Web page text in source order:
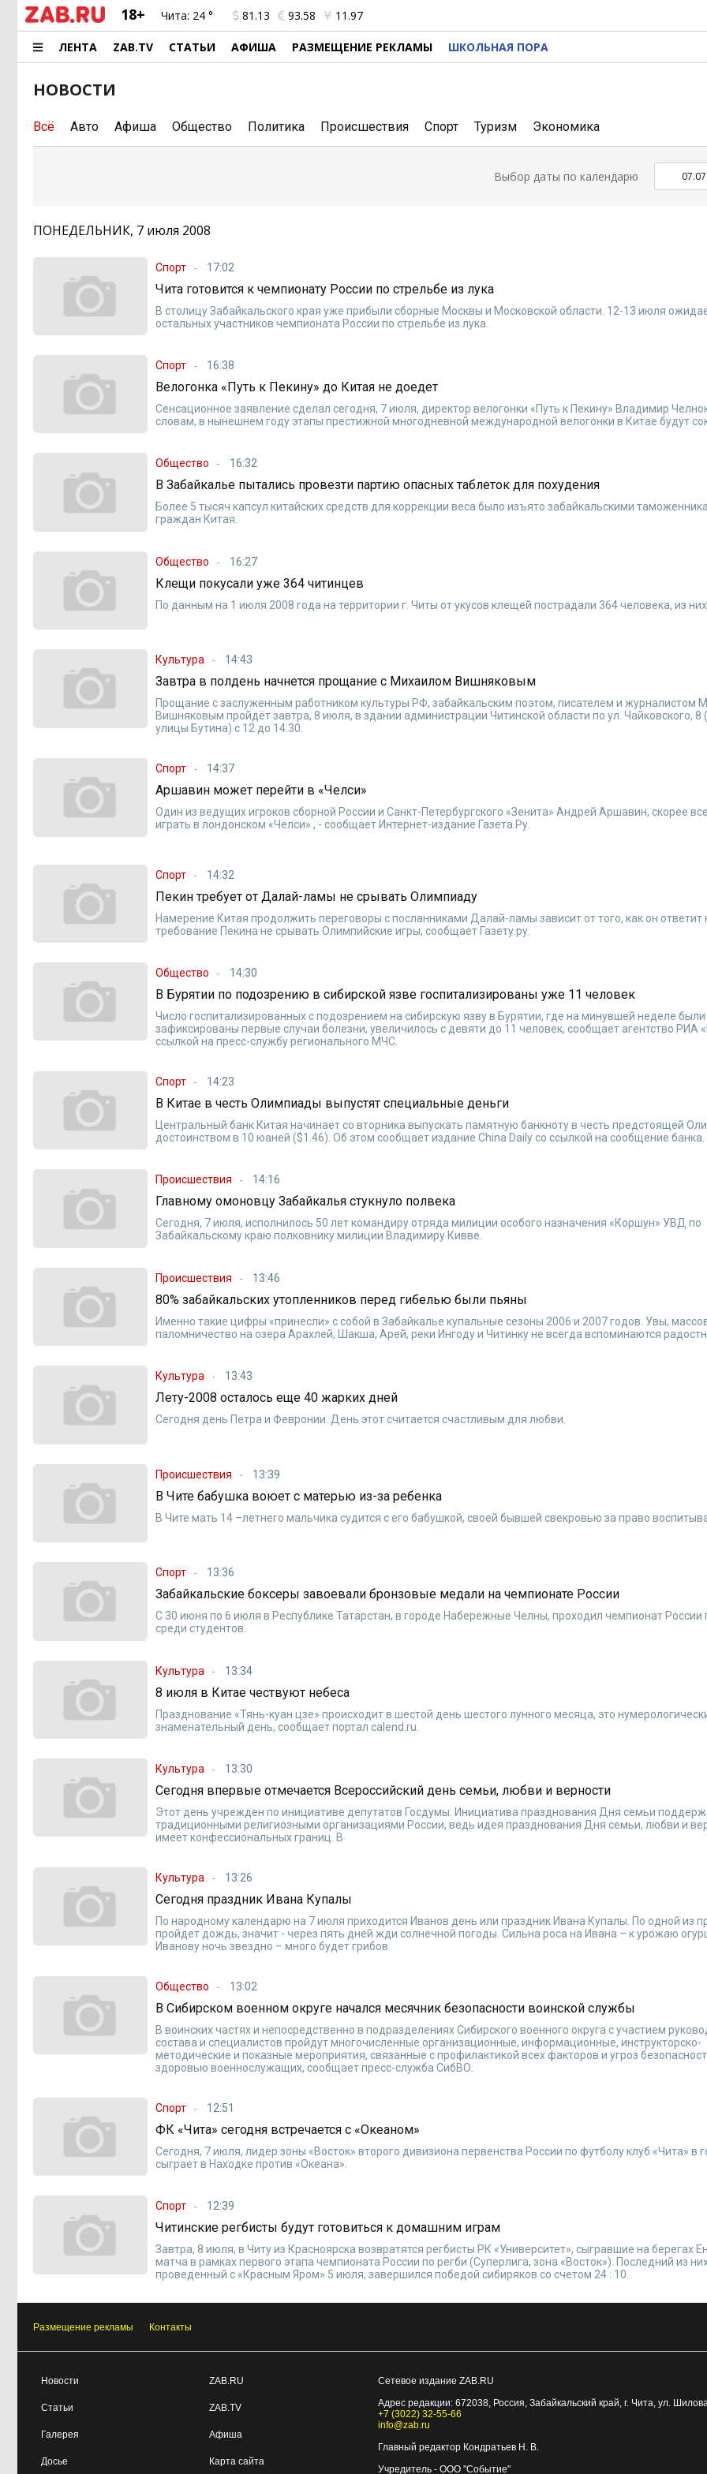
18+ Чита: 24 ° 81.13 93.58 11.97
ЛЕНТА ZAB.TV СТАТЬИ АФИША РАЗМЕЩЕНИЕ РЕКЛАМЫ ШКОЛЬНАЯ ПОРА
НОВОСТИ
Всё Авто Афиша Общество Политика Происшествия Спорт Туризм Экономика
Выбор даты по календарю
ПОНЕДЕЛЬНИК, 7 июля 2008
Спорт 17:02
Чита готовится к чемпионату России по стрельбе из лука
В столицу Забайкальского края уже прибыли сборные Москвы и Московской области. 12-13 июля
остальных участников чемпионата России по стрельбе из лука.
Спорт 16:38
Велогонка «Путь к Пекину» до Китая не доедет
Сенсационное заявление сделал сегодня, 7 июля, директор велогонки «Путь к Пекину» Владимир
словам, в нынешнем году этапы престижной многодневной международной велогонки в Китае будут
Общество 16:32
В Забайкалье пытались провезти партию опасных таблеток для похудения
Более 5 тысяч капсул китайских средств для коррекции веса было изъято забайкальскими
граждан Китая.
Общество 16:27
Клещи покусали уже 364 читинцев
По данным на 1 июля 2008 года на территории г. Читы от укусов клещей пострадали 364 человека, из них
Культура 14:43
Завтра в полдень начнется прощание с Михаилом Вишняковым
Прощание с заслуженным работником культуры РФ, забайкальским поэтом, писателем и журналистом
Вишняковым пройдёт завтра, 8 июля, в здании администрации Читинской области по ул. Чайковского, 8
улицы Бутина) с 12 до 14.30.
Спорт 14:37
Аршавин может перейти в «Челси»
Один из ведущих игроков сборной России и Санкт-Петербургского «Зенита» Андрей Аршавин, скорее
играть в лондонском «Челси» , - сообщает Интернет-издание Газета.Ру.
Спорт 14:32
Пекин требует от Далай-ламы не срывать Олимпиаду
Намерение Китая продолжить переговоры с посланниками Далай-ламы зависит от того, как он ответит
требование Пекина не срывать Олимпийские игры, сообщает Газету.ру.
Общество 14:30
В Бурятии по подозрению в сибирской язве госпитализированы уже 11 человек
Число госпитализированных с подозрением на сибирскую язву в Бурятии, где на минувшей неделе были
зафиксированы первые случаи болезни, увеличилось с девяти до 11 человек, сообщает агентство РИА
ссылкой на пресс-службу регионального МЧС.
Спорт 14:23
В Китае в честь Олимпиады выпустят специальные деньги
Центральный банк Китая начинает со вторника выпускать памятную банкноту в честь предстоящей
достоинством в 10 юаней ($1.46). Об этом сообщает издание China Daily со ссылкой на сообщение банка.
Происшествия 14:16
Главному омоновцу Забайкалья стукнуло полвека
Сегодня, 7 июля, исполнилось 50 лет командиру отряда милиции особого назначения «Коршун» УВД по
Забайкальскому краю полковнику милиции Владимиру Кивве.
Происшествия 13:46
80% забайкальских утопленников перед гибелью были пьяны
Именно такие цифры «принесли» с собой в Забайкалье купальные сезоны 2006 и 2007 годов. Увы,
паломничество на озера Арахлей, Шакша, Арей, реки Ингоду и Читинку не всегда вспоминаются
Культура 13:43
Лету-2008 осталось еще 40 жарких дней
Сегодня день Петра и Февронии. День этот считается счастливым для любви.
Происшествия 13:39
В Чите бабушка воюет с матерью из-за ребенка
В Чите мать 14 –летнего мальчика судится с его бабушкой, своей бывшей свекровью за право
Спорт 13:36
Забайкальские боксеры завоевали бронзовые медали на чемпионате России
С 30 июня по 6 июля в Республике Татарстан, в городе Набережные Челны, проходил чемпионат России
среди студентов.
Культура 13:34
8 июля в Китае чествуют небеса
Празднование «Тянь-куан цзе» происходит в шестой день шестого лунного месяца, это
знаменательный день, сообщает портал calend.ru.
Культура 13:30
Сегодня впервые отмечается Всероссийский день семьи, любви и верности
Этот день учрежден по инициативе депутатов Госдумы. Инициатива празднования Дня семьи
традиционными религиозными организациями России, ведь идея празднования Дня семьи, любви и
имеет конфессиональных границ. В
Культура 13:26
Сегодня праздник Ивана Купалы
По народному календарю на 7 июля приходится Иванов день или праздник Ивана Купалы. По одной из
пройдет дождь, значит - через пять дней жди солнечной погоды. Сильна роса на Ивана – к урожаю
Иванову ночь звездно – много будет грибов.
Общество 13:02
В Сибирском военном округе начался месячник безопасности воинской службы
В воинских частях и непосредственно в подразделениях Сибирского военного округа с участием
состава и специалистов пройдут многочисленные организационные, информационные, инструкторско-
методические и показные мероприятия, связанные с профилактикой всех факторов и угроз
здоровью военнослужащих, сообщает пресс-служба СибВО.
Спорт 12:51
ФК «Чита» сегодня встречается с «Океаном»
Сегодня, 7 июля, лидер зоны «Восток» второго дивизиона первенства России по футболу клуб «Чита» в
сыграет в Находке против «Океана».
Спорт 12:39
Читинские регбисты будут готовиться к домашним играм
Завтра, 8 июля, в Читу из Красноярска возвратятся регбисты РК «Университет», сыгравшие на берегах
матча в рамках первого этапа чемпионата России по регби (Суперлига, зона «Восток»). Последний из
проведенный с «Красным Яром» 5 июля, завершился победой сибиряков со счетом 24 : 10.
Размещение рекламы Контакты
Новости
Статьи
Галерея
Досье
ZAB.RU
ZAB.TV
Афиша
Карта сайта
Сетевое издание ZAB.RU
Адрес редакции: 672038, Россия, Забайкальский край, г. Чита, ул.
+7 (3022) 32-55-66
info@zab.ru
Главный редактор Кондратьев Н. В.
Учредитель - ООО "Событие"